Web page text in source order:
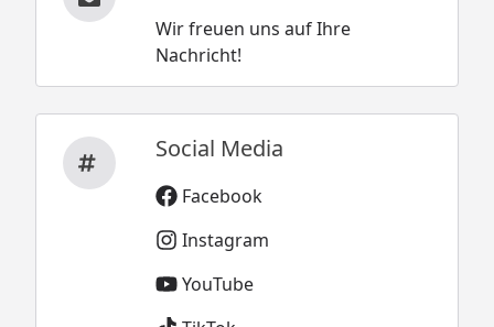
Wir freuen uns auf Ihre
Nachricht!
Social Media
Facebook
Instagram
YouTube